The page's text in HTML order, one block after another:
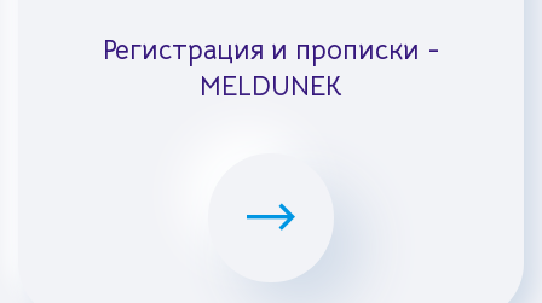
Регистрация и прописки -
MELDUNEK